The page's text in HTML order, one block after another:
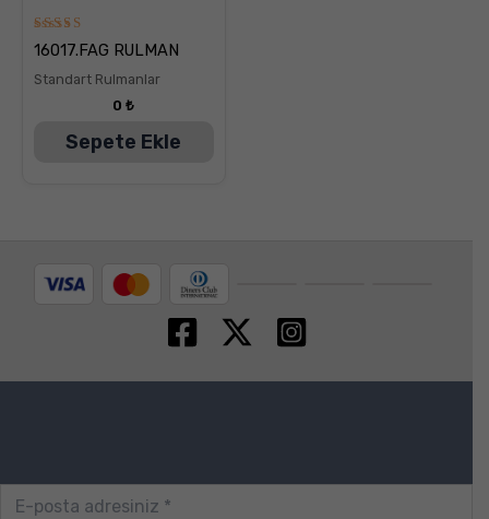
5
üzerinden
oy aldı
16017.FAG RULMAN
Standart Rulmanlar
0₺
Sepete Ekle